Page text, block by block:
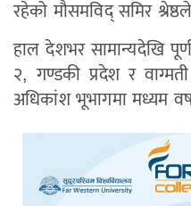
रहेको मौसमविद् समिर
हाल देशभर सामान्यदेखि
२, गण्डकी प्रदेश र
अधिकांश भूभागमा मध्यम